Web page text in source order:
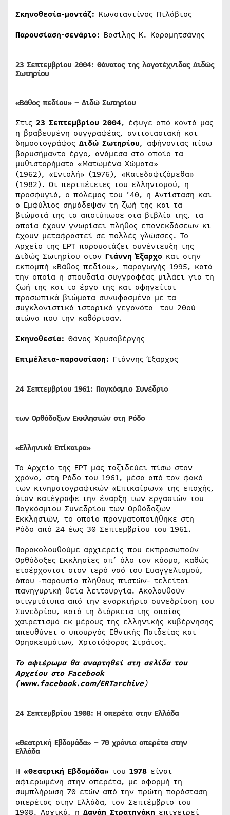
Σκηνοθεσία-μοντάζ: Κωνσταντίνος Πιλάβιος
Παρουσίαση-σενάριο: Βασίλης Κ. Καραμητσάνης
23 Σεπτεμβρίου 2004: Θάνατος της λογοτέχνιδας Διδώς
Σωτηρίου
«Βάθος πεδίου»– Διδώ Σωτηρίου
Στις 23 Σεπτεμβρίου 2004, έφυγε από κοντά μας
η βραβευμένη συγγραφέας, αντιστασιακή και
δημοσιογράφος Διδώ Σωτηρίου, αφήνοντας πίσω
βαρυσήμαντο έργο, ανάμεσα στο οποίο τα
μυθιστορήματα «Ματωμένα Χώματα»
(1962), «Εντολή» (1976), «Κατεδαφιζόμεθα»
(1982). Οι περιπέτειες του ελληνισμού, η
προσφυγιά, ο πόλεμος του ’40, η Αντίσταση και
ο Εμφύλιος σημάδεψαν τη ζωή της και τα
βιώματά της τα αποτύπωσε στα βιβλία της, τα
οποία έχουν γνωρίσει πλήθος επανεκδόσεων κι
έχουν μεταφραστεί σε πολλές γλώσσες. Το
Αρχείο της ΕΡΤ παρουσιάζει συνέντευξη της
Διδώς Σωτηρίου στον Γιάννη Έξαρχο και στην
εκπομπή «Βάθος πεδίου», παραγωγής 1995, κατά
την οποία η σπουδαία συγγραφέας μιλάει για τη
ζωή της και το έργο της και αφηγείται
προσωπικά βιώματα συνυφασμένα με τα
συγκλονιστικά ιστορικά γεγονότα του 20ού
αιώνα που την καθόρισαν.
Σκηνοθεσία: Θάνος Χρυσοβέργης
Επιμέλεια-παρουσίαση: Γιάννης Έξαρχος
24 Σεπτεμβρίου 1961: Παγκόσμιο Συνέδριο
των Ορθόδοξων Εκκλησιώνστη Ρόδο
«Ελληνικά Επίκαιρα»
Το Αρχείο της ΕΡΤ μάς ταξιδεύει πίσω στον
χρόνο, στη Ρόδο του 1961, μέσα από τον φακό
των κινηματογραφικών «Επικαίρων» της εποχής,
όταν κατέγραφε την έναρξη των εργασιών του
Παγκόσμιου Συνεδρίου των Ορθόδοξων
Εκκλησιών, το οποίο πραγματοποιήθηκε στη
Ρόδο από 24 έως 30 Σεπτεμβρίου του 1961.
Παρακολουθούμε αρχιερείς που εκπροσωπούν
Ορθόδοξες Εκκλησίες απ’ όλο τον κόσμο, καθώς
εισέρχονται στον ιερό ναό του Ευαγγελισμού,
όπου -παρουσία πλήθους πιστών- τελείται
πανηγυρική θεία λειτουργία. Ακολουθούν
στιγμιότυπα από την εναρκτήρια συνεδρίαση του
Συνεδρίου, κατά τη διάρκεια της οποίας
χαιρετισμό εκ μέρους της ελληνικής κυβέρνησης
απευθύνει ο υπουργός Εθνικής Παιδείας και
Θρησκευμάτων, Χριστόφορος Στράτος.
Το αφιέρωμα θα αναρτηθεί στη σελίδα του
Αρχείου στο Facebook
(www.facebook.com/ERTarchive)
24 Σεπτεμβρίου 1908: Η οπερέτα στην Ελλάδα
«Θεατρική Εβδομάδα» – 70 χρόνια οπερέτα στην
Ελλάδα
Η «Θεατρική Εβδομάδα» του 1978 είναι
αφιερωμένη στην οπερέτα, με αφορμή τη
συμπλήρωση 70 ετών από την πρώτη παράσταση
οπερέτας στην Ελλάδα, τον Σεπτέμβριο του
1908. Αρχικά, η Δανάη Στρατηγάκη επιχειρεί